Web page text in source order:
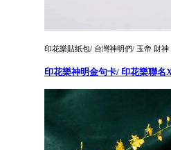
印花樂貼紙包/ 台灣神明們/ 玉帝 財
印花樂神明金句卡/ 印花樂聯名